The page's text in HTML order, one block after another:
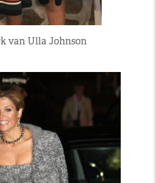
van Ulla Johnson